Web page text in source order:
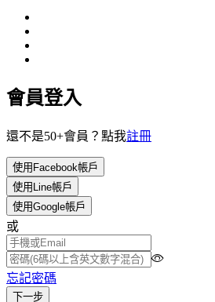
會員登入
還不是50+會員？點我註冊
使用Facebook帳戶
使用Line帳戶
使用Google帳戶
或
忘記密碼